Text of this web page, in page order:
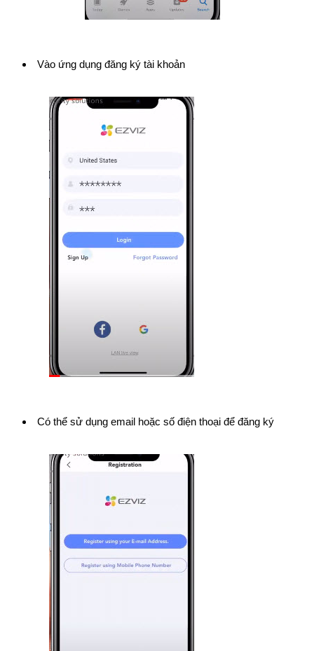
Vào ứng dụng đăng ký tài khoản
Có thể sử dụng email hoặc số điện thoại để đăng ký